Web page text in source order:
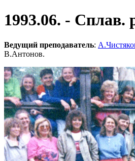
1993.06. - Сплав.
Ведущий преподаватель:
В.Антонов.